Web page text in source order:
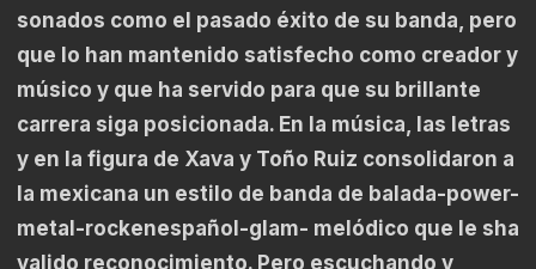
sonados como el pasado éxito de su banda, pero
que lo han mantenido satisfecho como creador y
músico y que ha servido para que su brillante
carrera siga posicionada. En la música, las letras
y en la figura de Xava y Toño Ruiz consolidaron a
la mexicana un estilo de banda de balada-power-
metal-rockenespañol-glam- melódico que le sha
valido reconocimiento. Pero escuchando y